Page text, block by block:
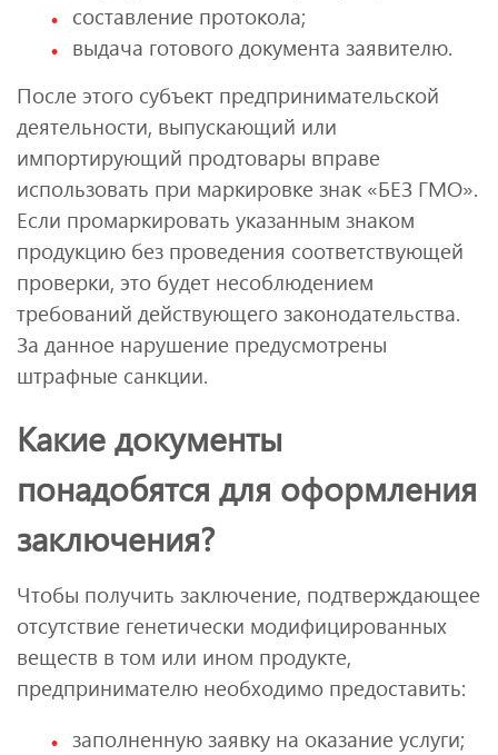
составление протокола;
выдача готового документа заявителю.
После этого субъект предпринимательской
деятельности, выпускающий или
импортирующий продтовары вправе
использовать при маркировке знак «БЕЗ ГМО».
Если промаркировать указанным знаком
продукцию без проведения соответствующей
проверки, это будет несоблюдением
требований действующего законодательства.
За данное нарушение предусмотрены
штрафные санкции.
Какие документы
понадобятся для оформления
заключения?
Чтобы получить заключение, подтверждающее
отсутствие генетически модифицированных
веществ в том или ином продукте,
предпринимателю необходимо предоставить:
заполненную заявку на оказание услуги;